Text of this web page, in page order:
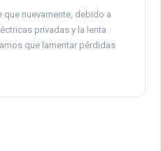
que nuevamente, debido a
privadas y la lenta
que lamentar pérdidas